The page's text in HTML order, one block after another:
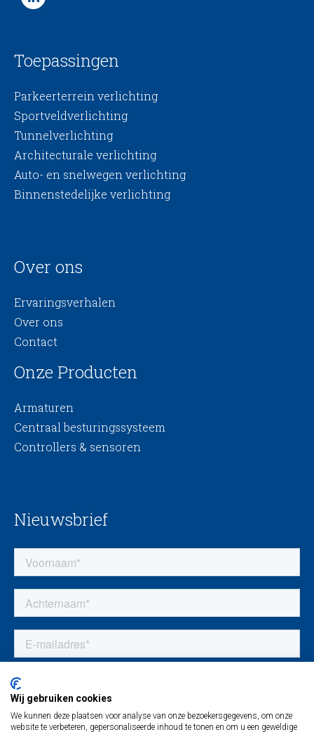
Toepassingen
Parkeerterrein verlichting
Sportveldverlichting
Tunnelverlichting
Architecturale verlichting
Auto- en snelwegen verlichting
Binnenstedelijke verlichting
Over ons
Ervaringsverhalen
Over ons
Contact
Onze Producten
Armaturen
Centraal besturingssysteem
Controllers & sensoren
Nieuwsbrief
Wij gebruiken cookies
We kunnen deze plaatsen voor analyse van onze bezoekersgegevens, om onze
website te verbeteren, gepersonaliseerde inhoud te tonen en om u een geweldige